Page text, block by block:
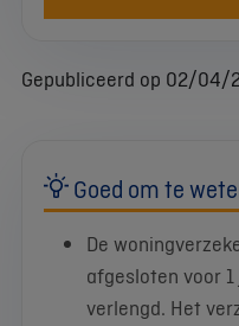
Gepubliceerd op 02/04/
Goed om te
De
afgesloten voor
verlengd. Het